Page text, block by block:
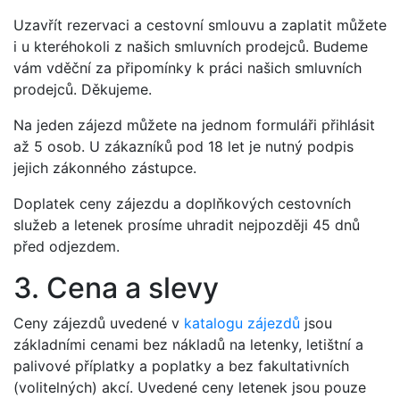
Uzavřít rezervaci a cestovní smlouvu a zaplatit můžete
i u kteréhokoli z našich smluvních prodejců. Budeme
vám vděční za připomínky k práci našich smluvních
prodejců. Děkujeme.
Na jeden zájezd můžete na jednom formuláři přihlásit
až 5 osob. U zákazníků pod 18 let je nutný podpis
jejich zákonného zástupce.
Doplatek ceny zájezdu a doplňkových cestovních
služeb a letenek prosíme uhradit nejpozději 45 dnů
před odjezdem.
3. Cena a slevy
Ceny zájezdů uvedené v katalogu zájezdů jsou
základními cenami bez nákladů na letenky, letištní a
palivové příplatky a poplatky a bez fakultativních
(volitelných) akcí. Uvedené ceny letenek jsou pouze